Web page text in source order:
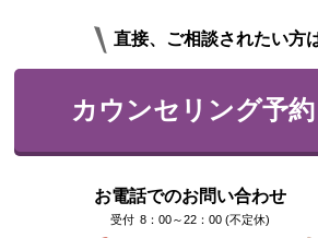
直接、ご相談されたい方
カウンセリング予約
お電話でのお問い合わせ
8：00～22：00 (不定休)